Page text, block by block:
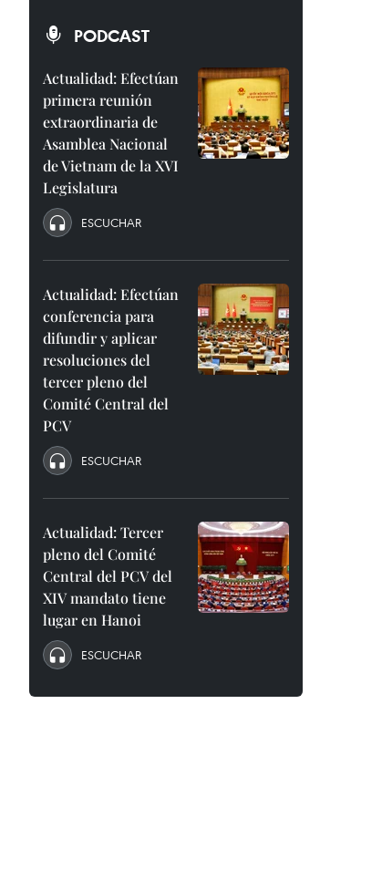
PODCAST
Actualidad: Efectúan
primera reunión
extraordinaria de
Asamblea Nacional
de Vietnam de la XVI
Legislatura
ESCUCHAR
Actualidad: Efectúan
conferencia para
difundir y aplicar
resoluciones del
tercer pleno del
Comité Central del
PCV
ESCUCHAR
Actualidad: Tercer
pleno del Comité
Central del PCV del
XIV mandato tiene
lugar en Hanoi
ESCUCHAR